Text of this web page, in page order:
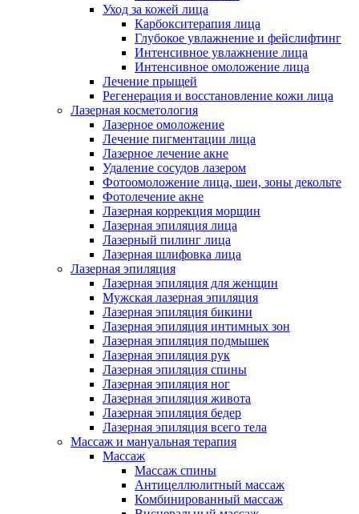
Уход за кожей лица
Карбокситерапия лица
Глубокое увлажнение и фейслифтинг
Интенсивное увлажнение лица
Интенсивное омоложение лица
Лечение прыщей
Регенерация и восстановление кожи лица
Лазерная косметология
Лазерное омоложение
Лечение пигментации лица
Лазерное лечение акне
Удаление сосудов лазером
Фотоомоложение лица, шеи, зоны декольте
Фотолечение акне
Лазерная коррекция морщин
Лазерная эпиляция лица
Лазерный пилинг лица
Лазерная шлифовка лица
Лазерная эпиляция
Лазерная эпиляция для женщин
Мужская лазерная эпиляция
Лазерная эпиляция бикини
Лазерная эпиляция интимных зон
Лазерная эпиляция подмышек
Лазерная эпиляция рук
Лазерная эпиляция спины
Лазерная эпиляция ног
Лазерная эпиляция живота
Лазерная эпиляция бедер
Лазерная эпиляция всего тела
Массаж и мануальная терапия
Массаж
Массаж спины
Антицеллюлитный массаж
Комбинированный массаж